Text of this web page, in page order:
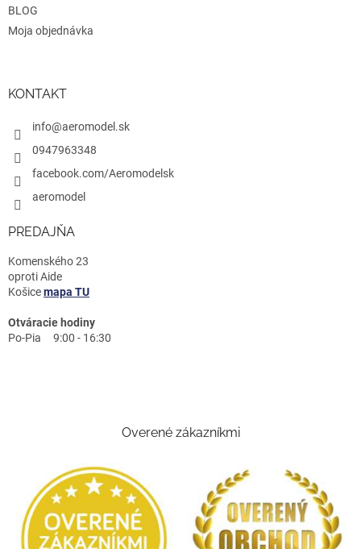
BLOG
Moja objednávka
KONTAKT
info@aeromodel.sk
0947963348
facebook.com/Aeromodelsk
aeromodel
PREDAJŇA
Komenského 23
oproti Aide
Košicemapa TU
Otváracie hodiny
Po-Pia 9:00 - 16:30
Overené zákazníkmi